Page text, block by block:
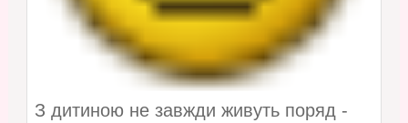
З дитиною не завжди живуть поряд -